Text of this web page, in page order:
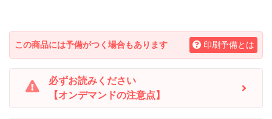
この商品には予備がつく場合もあります 印刷予備とは
必ずお読みください
【オンデマンドの注意点】